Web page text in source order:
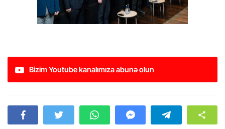
Bizim Youtube kanalımıza abunə olun